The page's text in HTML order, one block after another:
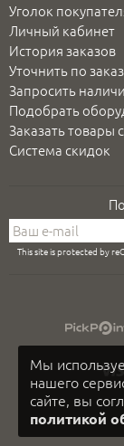
Мы
нашего
сайте, вы
политикой
Уголок
Личный кабинет
История заказов
Уточнить по
Запросить
Подобрать
Заказать товары
Система скидок
This site is protected by